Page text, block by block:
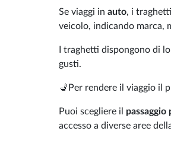
Se viaggi in auto, i
veicolo, indicando marca,
I traghetti dispongono di
gusti.
💺Per rendere il viaggio il
Puoi scegliere il passaggio
accesso a diverse aree